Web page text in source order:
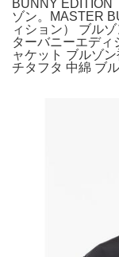
BUNNY EDITION
ゾン。MASTER
ィション） ブル
ターバニーエディ
ャケット ブルゾ
チタフタ 中綿 ブ